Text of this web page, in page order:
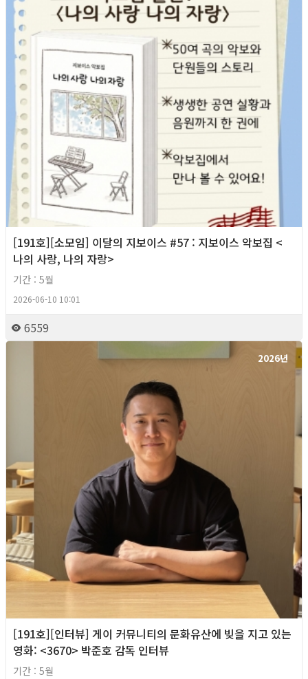
[191호][소모임] 이달의 지보이스 #57 : 지보이스 악보집 <
나의 사랑, 나의 자랑>
기간 : 5월
2026-06-10 10:01
6559
2026년
[191호][인터뷰] 게이 커뮤니티의 문화유산에 빚을 지고 있는
영화: <3670> 박준호 감독 인터뷰
기간 : 5월